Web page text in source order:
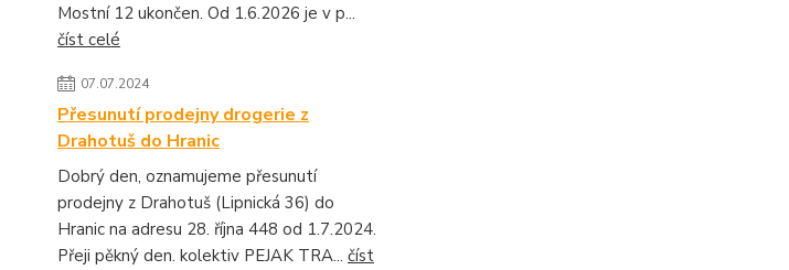
Mostní 12 ukončen. Od 1.6.2026 je v p...
číst celé
07.07.2024
Přesunutí prodejny drogerie z
Drahotuš do Hranic
Dobrý den, oznamujeme přesunutí
prodejny z Drahotuš (Lipnická 36) do
Hranic na adresu 28. října 448 od 1.7.2024.
Přeji pěkný den. kolektiv PEJAK TRA... číst